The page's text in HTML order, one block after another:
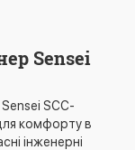
Sensei
SCC-
комфорту в
інженерні